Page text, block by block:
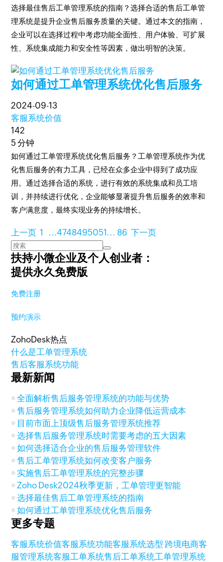
选择最佳售后工单管理系统的指南？选择合适的售后工单管
理系统是提升企业售后服务质量的关键。通过本文的指南，
企业可以在选择过程中考虑功能全面性、用户体验、可扩展
性、系统集成能力和安全性等因素，做出明智的决策。
如何通过工单管理系统优化售后服务
2024-09-13
客服系统价值
142
5 分钟
如何通过工单管理系统优化售后服务？工单管理系统作为优
化售后服务的有力工具，已经在众多企业中得到了成功应
用。通过选择合适的系统，进行有效的系统集成和员工培
训，并持续进行优化，企业能够显著提升售后服务的效率和
客户满意度，最终实现业务的持续增长。
上一页1 ...4748495051... 86 下一页
扶持小微企业及个人创业者：
提供永久免费版
免费注册
预约演示
ZohoDesk热点
什么是工单管理系统
售后客服系统功能
最新新闻
全面解析售后服务管理系统的功能与优势
售后服务管理系统如何助力企业降低运营成本
目前市面上顶级售后服务管理系统推荐
选择售后服务管理系统时需要考虑的五大因素
如何选择适合企业的售后服务管理软件
售后工单管理系统如何改变客户服务
实施售后工单管理系统的完整步骤
Zoho Desk2024秋季更新，工单管理更智能
选择最佳售后工单管理系统的指南
如何通过工单管理系统优化售后服务
更多专题
客服系统价值客服系统功能客服系统选型 跨境电商客
服管理系统客服工单系统售后工单系统工单管理系统